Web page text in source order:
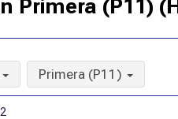
(P11)
Primera (P11)